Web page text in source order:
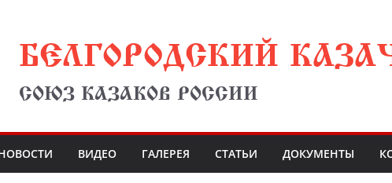
БЕЛГОРОДСКИЙ
СОЮЗ КАЗАКОВ РОССИИ
ВИДЕО ГАЛЕРЕЯ СТАТЬИ ДОКУМЕНТЫ